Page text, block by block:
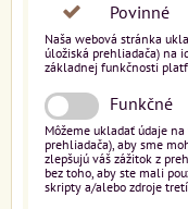
Povinné
Naša webová stránka
úložiská prehliadača) na
základnej funkčnosti
Funkčné
Môžeme ukladať údaje
prehliadača), aby sme
zlepšujú váš zážitok z
bez toho, aby ste mali
skripty a/alebo zdroje